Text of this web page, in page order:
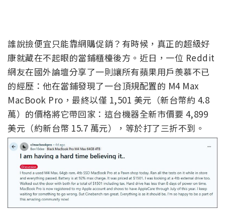
誰說撿便宜只能靠網購促銷？有時候，真正的超級好
康就藏在不起眼的當鋪櫃檯後方。近日，一位 Reddit
網友在國外論壇分享了一則讓所有蘋果用戶羨慕不已
的經歷：他在當鋪發現了一台頂規配置的 M4 Max
MacBook Pro，最終以僅 1,501 美元（新台幣約 4.8
萬）的價格將它帶回家：這台機器全新市價要 4,899
美元（約新台幣 15.7 萬元），等於打了三折不到。